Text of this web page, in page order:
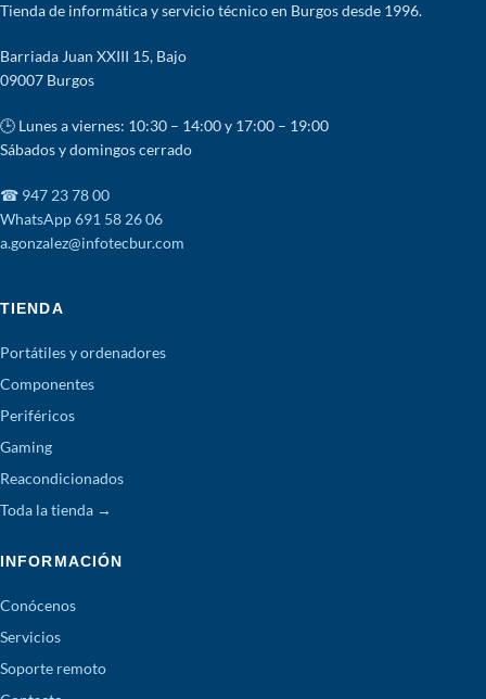
Tienda de informática y servicio técnico en Burgos desde 1996.
Barriada Juan XXIII 15, Bajo
09007 Burgos
🕒 Lunes a viernes: 10:30 – 14:00 y 17:00 – 19:00
Sábados y domingos cerrado
☎ 947 23 78 00
WhatsApp 691 58 26 06
a.gonzalez@infotecbur.com
TIENDA
Portátiles y ordenadores
Componentes
Periféricos
Gaming
Reacondicionados
Toda la tienda →
INFORMACIÓN
Conócenos
Servicios
Soporte remoto